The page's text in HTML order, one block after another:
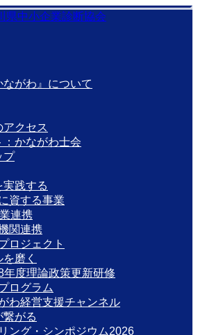
ながわ』について
アクセス
：かながわ士会
プ
践する
資する事業
連携
関連携
ロジェクト
磨く
年度理論政策更新研修
ログラム
わ経営支援チャンネル
繋がる
ング・シンポジウム2026